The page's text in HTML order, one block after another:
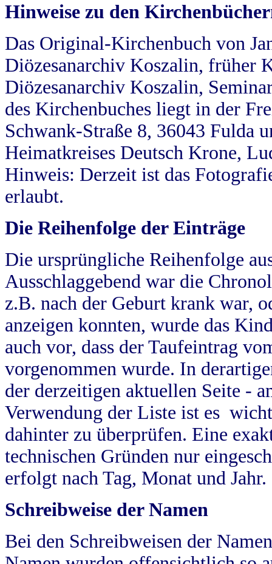
Hinweise zu den
Das Original-Kirchenbuch von
Diözesanarchiv Koszalin, früher
Diözesanarchiv Koszalin,
des Kirchenbuches liegt in der
Schwank-Straße 8, 36043 Fulda
Heimatkreises Deutsch Krone,
Hinweis: Derzeit ist das
erlaubt.
Die Reihenfolge der Einträge
Die ursprüngliche Reihenfolge
Ausschlaggebend war die
z.B. nach der Geburt krank war,
anzeigen konnten, wurde das
auch vor, dass der Taufeintrag
vorgenommen wurde. In
der derzeitigen aktuellen Seite -
Verwendung der Liste ist es
dahinter zu überprüfen. Eine
technischen Gründen nur
erfolgt nach Tag, Monat und Jahr.
Schreibweise der Namen
Bei den Schreibweisen der